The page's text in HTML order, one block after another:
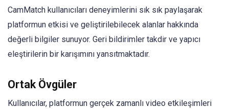
CamMatch kullanıcıları deneyimlerini sık sık paylaşarak
platformun etkisi ve geliştirilebilecek alanlar hakkında
değerli bilgiler sunuyor. Geri bildirimler takdir ve yapıcı
eleştirilerin bir karışımını yansıtmaktadır.
Ortak Övgüler
Kullanıcılar, platformun gerçek zamanlı video etkileşimleri